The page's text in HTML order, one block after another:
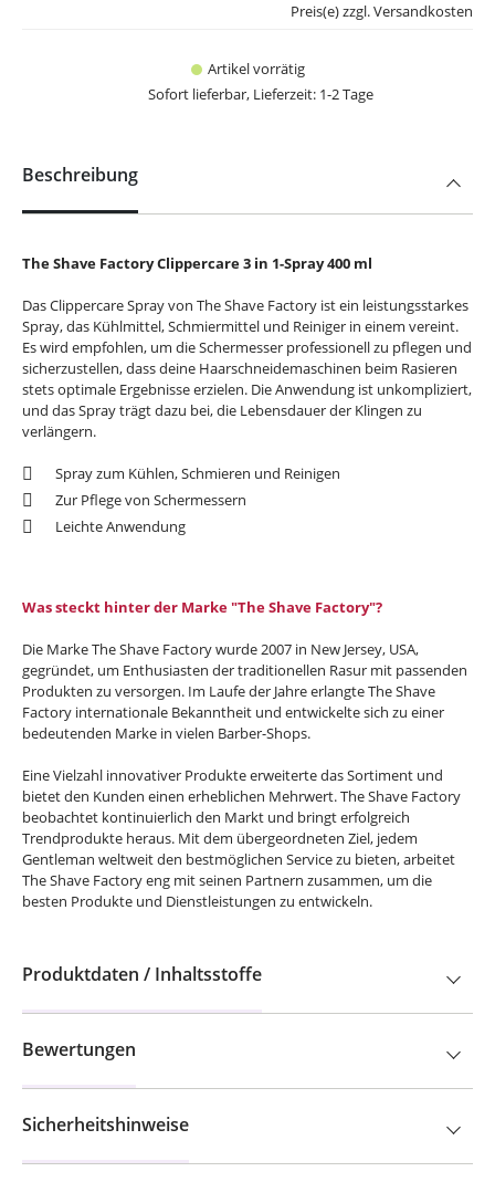
Artikel vorrätig
Sofort lieferbar, Lieferzeit: 1-2 Tage
Preis(e) zzgl. Versandkosten
Beschreibung
The Shave Factory Clippercare 3 in 1-Spray 400 ml
Das Clippercare Spray von The Shave Factory ist ein leistungsstarkes
Spray, das Kühlmittel, Schmiermittel und Reiniger in einem vereint.
Es wird empfohlen, um die Schermesser professionell zu pflegen und
sicherzustellen, dass deine Haarschneidemaschinen beim Rasieren
stets optimale Ergebnisse erzielen. Die Anwendung ist unkompliziert,
und das Spray trägt dazu bei, die Lebensdauer der Klingen zu
verlängern.
Spray zum Kühlen, Schmieren und Reinigen
Zur Pflege von Schermessern
Leichte Anwendung
Was steckt hinter der Marke "The Shave Factory"?
Die Marke The Shave Factory wurde 2007 in New Jersey, USA,
gegründet, um Enthusiasten der traditionellen Rasur mit passenden
Produkten zu versorgen. Im Laufe der Jahre erlangte The Shave
Factory internationale Bekanntheit und entwickelte sich zu einer
bedeutenden Marke in vielen Barber-Shops.
Eine Vielzahl innovativer Produkte erweiterte das Sortiment und
bietet den Kunden einen erheblichen Mehrwert. The Shave Factory
beobachtet kontinuierlich den Markt und bringt erfolgreich
Trendprodukte heraus. Mit dem übergeordneten Ziel, jedem
Gentleman weltweit den bestmöglichen Service zu bieten, arbeitet
The Shave Factory eng mit seinen Partnern zusammen, um die
besten Produkte und Dienstleistungen zu entwickeln.
Produktdaten / Inhaltsstoffe
Bewertungen
Sicherheitshinweise